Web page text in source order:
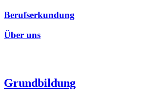
Berufserkundung
Über uns
Grundbildung